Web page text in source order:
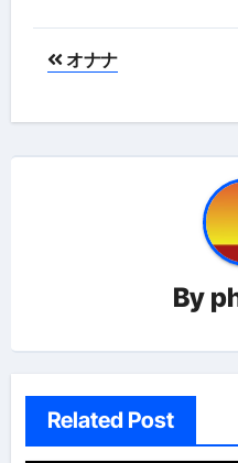
投
ョ
ン
オナナ
By
Related Post